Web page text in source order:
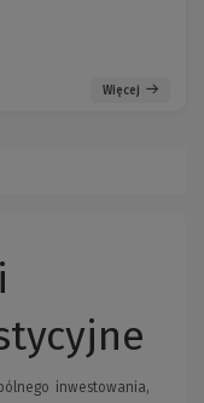
Więcej
inwestowania,